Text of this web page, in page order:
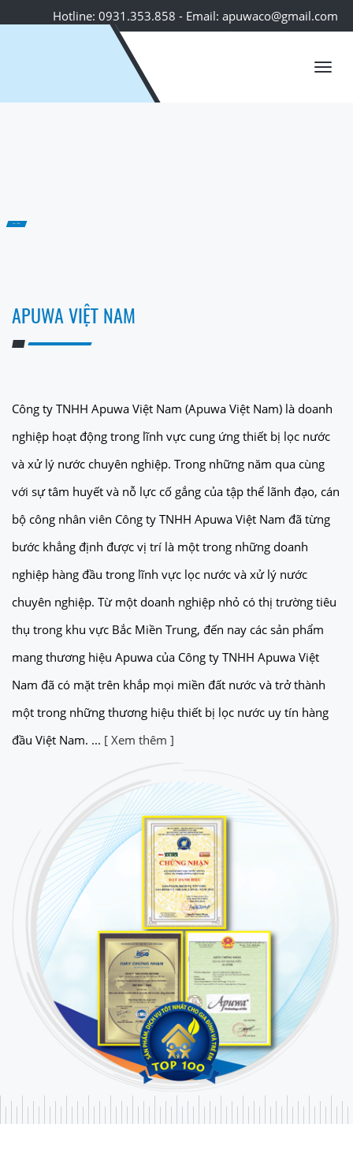
Hotline: 0931.353.858 - Email: apuwaco@gmail.com
Xem thêm
APUWA VIỆT NAM
Công ty TNHH Apuwa Việt Nam (Apuwa Việt Nam) là doanh
nghiệp hoạt động trong lĩnh vực cung ứng thiết bị lọc nước
và xử lý nước chuyên nghiệp. Trong những năm qua cùng
với sự tâm huyết và nỗ lực cố gắng của tập thể lãnh đạo, cán
bộ công nhân viên Công ty TNHH Apuwa Việt Nam đã từng
bước khẳng định được vị trí là một trong những doanh
nghiệp hàng đầu trong lĩnh vực lọc nước và xử lý nước
chuyên nghiệp. Từ một doanh nghiệp nhỏ có thị trường tiêu
thụ trong khu vực Bắc Miền Trung, đến nay các sản phẩm
mang thương hiệu Apuwa của Công ty TNHH Apuwa Việt
Nam đã có mặt trên khắp mọi miền đất nước và trở thành
một trong những thương hiệu thiết bị lọc nước uy tín hàng
đầu Việt Nam. ... [ Xem thêm ]